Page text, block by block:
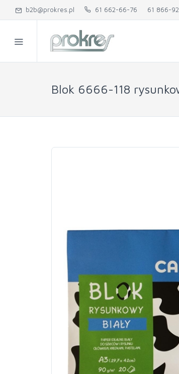
b2b@prokres.pl 61 662-66-76 61 866-
Blok 6666-118